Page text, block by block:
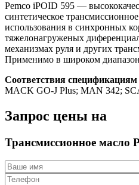
Pemco iPOID 595 —
синтетическое
использования в синхронных
тяжелонагруженых
механизмах руля и других
Применимо в широком
Соответствия спецификациям
MACK GO-J Plus; MAN 342;
Запрос цены на
Трансмиссионное масло